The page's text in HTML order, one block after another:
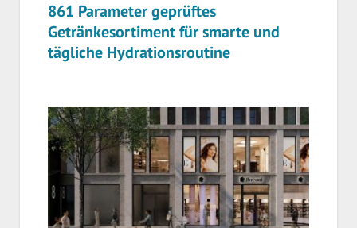
861 Parameter geprüftes
Getränkesortiment für smarte und
tägliche Hydrationsroutine